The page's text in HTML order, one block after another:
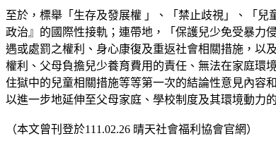
至於，標舉「生存及發展權 」、「禁止歧視」、「
政治』的國際性接軌；連帶地，「保護兒少免受暴力
遇或處罰之權利、身心康復及重返社會相關措施，以
權利、父母負擔兒少養育費用的責任、無法在家庭環
住獄中的兒童相關措施等等第一次的結論性意見內容
以進一步地延伸至父母家庭、學校制度及其環境動力
（本文曾刊登於111.02.26 晴天社會福利協會官網）